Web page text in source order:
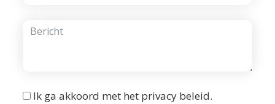
Ik ga akkoord met het privacy beleid.